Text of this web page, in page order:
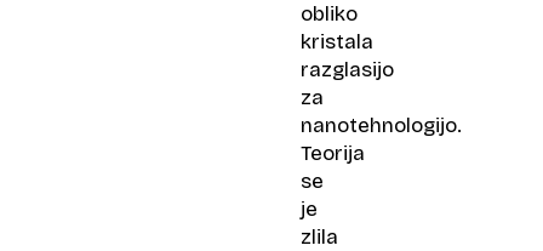
obliko
kristala
razglasijo
za
nanotehnologijo.
Teorija
se
je
zlila